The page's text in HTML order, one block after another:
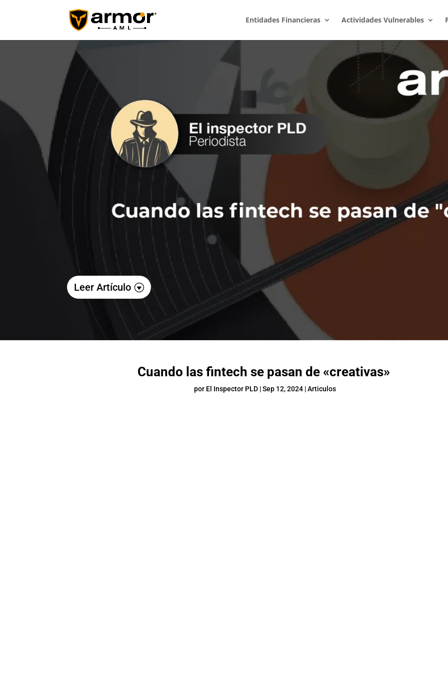
Entidades Financieras Actividades Vulnerables
Leer Artículo
Cuando las fintech se pasan de «creativas»
por El Inspector PLD |Sep 12, 2024 |Articulos